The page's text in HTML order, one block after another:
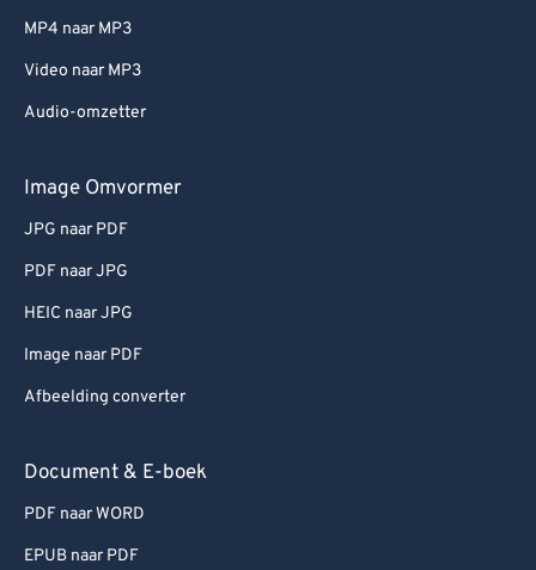
MP4 naar MP3
Video naar MP3
Audio-omzetter
Image Omvormer
JPG naar PDF
PDF naar JPG
HEIC naar JPG
Image naar PDF
Afbeelding converter
Document & E-boek
PDF naar WORD
EPUB naar PDF